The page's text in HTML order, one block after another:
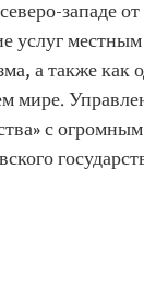
западе
услуг
а также как
с